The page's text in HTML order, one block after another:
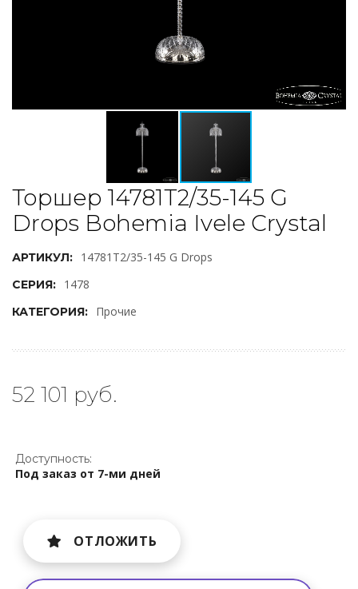
Торшер 14781T2/35-145 G
Drops Bohemia Ivele Crystal
АРТИКУЛ: 14781T2/35-145 G Drops
СЕРИЯ: 1478
КАТЕГОРИЯ: Прочие
52 101 руб.
Доступность:
Под заказ от 7-ми дней
ОТЛОЖИТЬ